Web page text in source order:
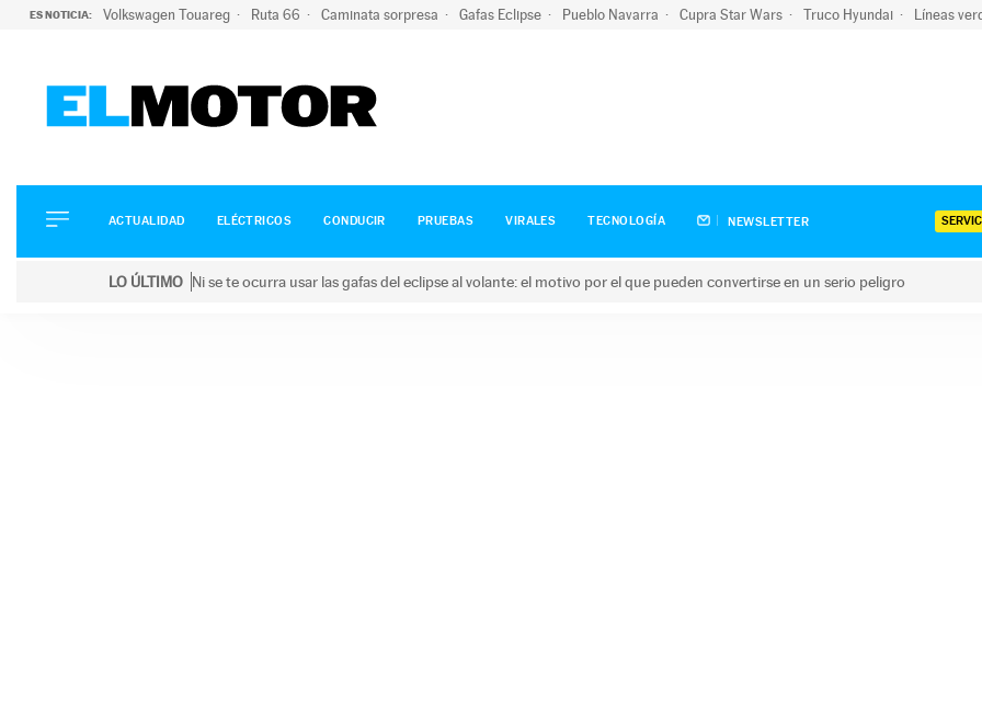
ES NOTICIA: Volkswagen Touareg Ruta 66 Caminata sorpresa Gafas Eclipse Pueblo Navarra Cupra Star Wars Truco Hyundai Líneas
ELÉCTRICOS
CONDUCIR
ACTUALIDAD ELÉCTRICOS CONDUCIR PRUEBAS VIRALES TECNOLOGÍA NEWSLETTER
LO ÚLTIMO Ni se te ocurra usar las gafas del eclipse al volante: el motivo por el que pueden convertirse en un serio peligro